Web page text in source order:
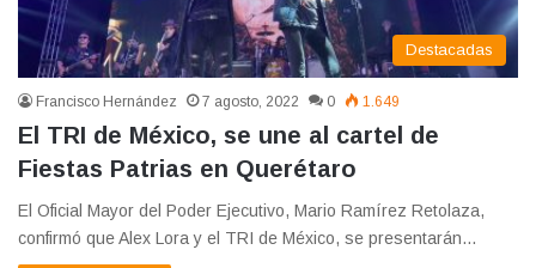
Destacadas
Francisco Hernández 7 agosto, 2022 0 1.649
El TRI de México, se une al cartel de
Fiestas Patrias en Querétaro
El Oficial Mayor del Poder Ejecutivo, Mario Ramírez Retolaza,
confirmó que Alex Lora y el TRI de México, se presentarán…